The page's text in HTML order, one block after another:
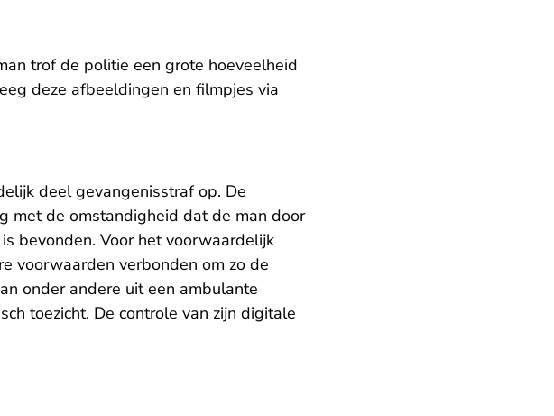
trof de politie een grote hoeveelheid
deze afbeeldingen en filmpjes via
deel gevangenisstraf op. De
met de omstandigheid dat de man door
bevonden. Voor het voorwaardelijk
voorwaarden verbonden om zo de
onder andere uit een ambulante
toezicht. De controle van zijn digitale